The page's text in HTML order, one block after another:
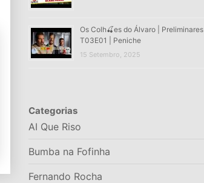
Os Colh🍒es do Álvaro | Preliminares
T03E01 | Peniche
15 Setembro, 2025
Categorias
AI Que Riso
Bumba na Fofinha
Fernando Rocha